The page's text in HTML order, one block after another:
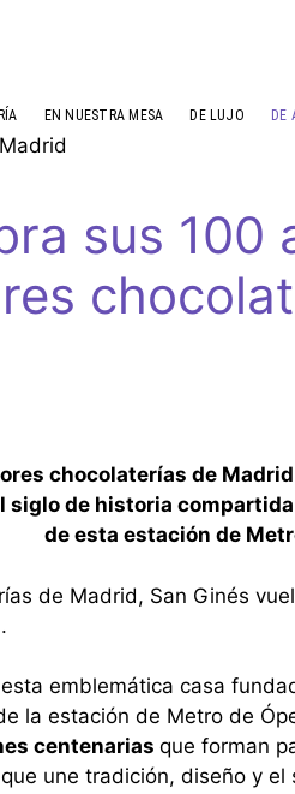
EN NUESTRA MESA DE LUJO DE
sus 100
chocolaterías de
siglo de historia
de esta estación de
de Madrid, San Ginés
.
emblemática casa
la estación de Metro de
centenarias que forman
une tradición, diseño y el